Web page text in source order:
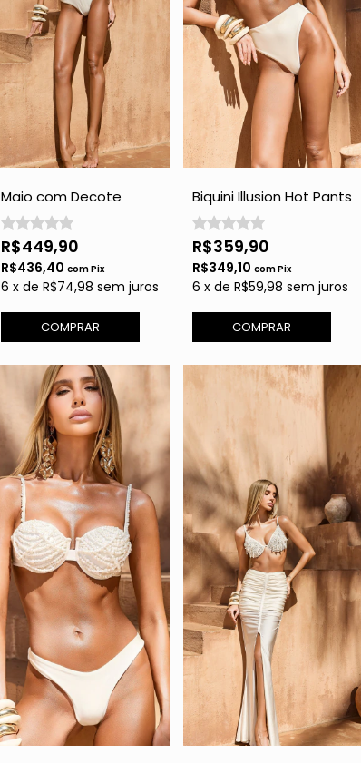
Maio com Decote
Bordado - Perola
R$449,90
R$436,40 comPix
6 x de R$74,98 sem juros
COMPRAR
Biquini Illusion Hot Pants
com Pedraria - Perola
R$359,90
R$349,10comPix
6 xdeR$59,98 sem juros
COMPRAR